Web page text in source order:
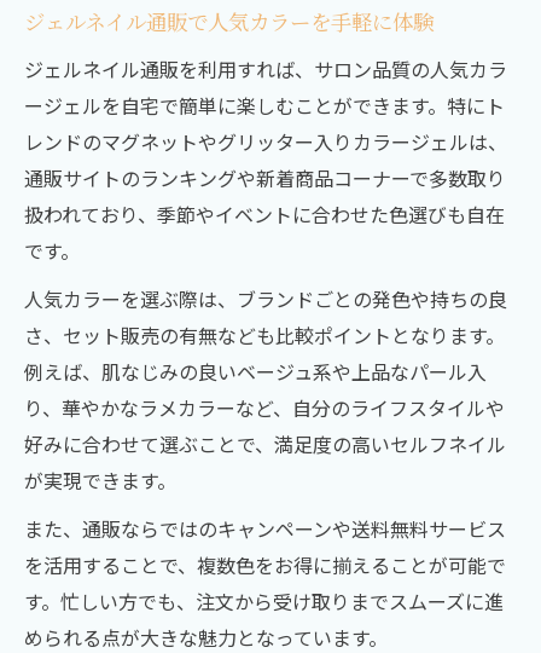
ジェルネイル通販で人気カラーを手軽に体験
ジェルネイル通販を利用すれば、サロン品質の人気カラ
ージェルを自宅で簡単に楽しむことができます。特にト
レンドのマグネットやグリッター入りカラージェルは、
通販サイトのランキングや新着商品コーナーで多数取り
扱われており、季節やイベントに合わせた色選びも自在
です。
人気カラーを選ぶ際は、ブランドごとの発色や持ちの良
さ、セット販売の有無なども比較ポイントとなります。
例えば、肌なじみの良いベージュ系や上品なパール入
り、華やかなラメカラーなど、自分のライフスタイルや
好みに合わせて選ぶことで、満足度の高いセルフネイル
が実現できます。
また、通販ならではのキャンペーンや送料無料サービス
を活用することで、複数色をお得に揃えることが可能で
す。忙しい方でも、注文から受け取りまでスムーズに進
められる点が大きな魅力となっています。